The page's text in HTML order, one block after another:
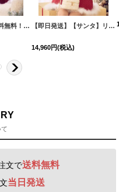
[SS-164-YN-dzw-
[SS-
【即日発送】【送料無料！】【サンタ】オフショルファービジューマーメイドサンタコスプレ【コスプレ4点セット】【XS-Lサイズ/2カラー】[HC03]明日花キララ着用 【即日発送】【サンタ】リボンファーサンタコスプレ【コスプレ4点セット】【XS-XLサイズ/2カラー】[HC03]三上悠亜着用
14,960円(税込)
文で送料無料
当日発送